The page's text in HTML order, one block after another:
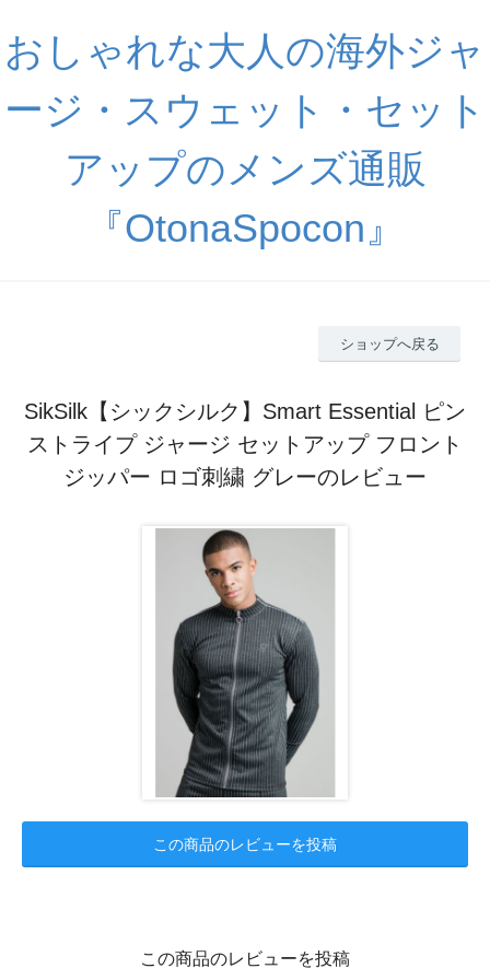
おしゃれな大人の海外ジャ
ージ・スウェット・セット
アップのメンズ通販
『OtonaSpocon』
ショップへ戻る
SikSilk【シックシルク】Smart Essential ピン
ストライプ ジャージ セットアップ フロント
ジッパー ロゴ刺繍 グレーのレビュー
この商品のレビューを投稿
この商品のレビューを投稿